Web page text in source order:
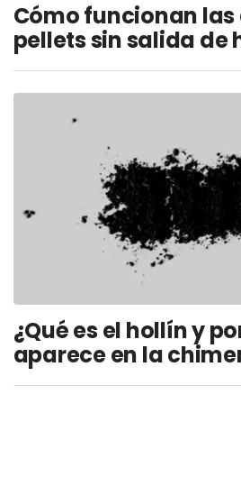
Cómo funcionan
pellets sin salida de
¿Qué es el hollín y
aparece en la